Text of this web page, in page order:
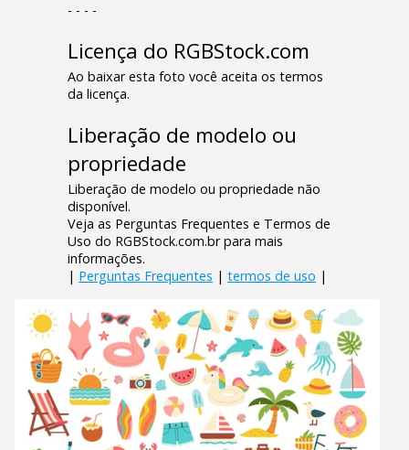
- - - -
Licença do RGBStock.com
Ao baixar esta foto você aceita os termos
da licença.
Liberação de modelo ou
propriedade
Liberação de modelo ou propriedade não
disponível.
Veja as Perguntas Frequentes e Termos de
Uso do RGBStock.com.br para mais
informações.
| Perguntas Frequentes | termos de uso |